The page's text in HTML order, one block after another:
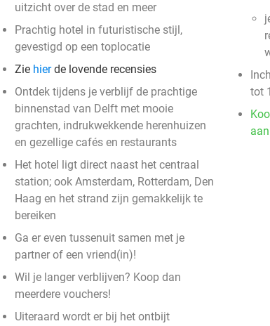
uitzicht over de stad en meer
Prachtig hotel in futuristische stijl,
gevestigd op een toplocatie
Zie hierde lovende recensies
Ontdek tijdens je verblijf de prachtige
binnenstad van Delft met mooie
grachten, indrukwekkende herenhuizen
en gezellige cafés en restaurants
Het hotel ligt direct naast het centraal
station; ook Amsterdam, Rotterdam, Den
Haag en het strand zijn gemakkelijk te
bereiken
Ga er even tussenuit samen met je
partner of een vriend(in)!
Wil je langer verblijven? Koop dan
meerdere vouchers!
Uiteraard wordt er bij het ontbijt
tot